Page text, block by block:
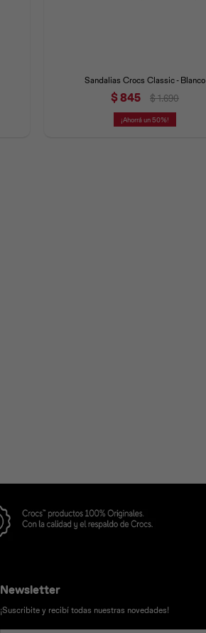
Sandalias Crocs Classic - Blanco
$845 $ 1.690
50
Newsletter
¡Suscribite y recibí todas nuestras novedades!